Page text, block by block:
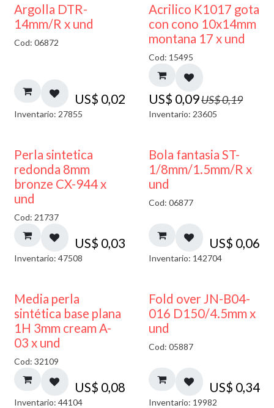
Argolla DTR-
14mm/R x und
Cod: 06872
US$ 0,02
Inventario: 27855
50% DESCUENTO
Acrilico K1017 gota
con cono 10x14mm
montana 17 x und
Cod: 15495
US$ 0,09US$0,19
Inventario: 23605
Perla sintetica
redonda 8mm
bronze CX-944 x
und
Cod: 21737
US$ 0,03
Inventario: 47508
Bola fantasia ST-
1/8mm/1.5mm/R x
und
Cod: 06877
US$ 0,06
Inventario: 142704
Media perla
sintética base plana
1H 3mm cream A-
03 x und
Cod: 32109
US$ 0,08
Inventario: 44104
Fold over JN-B04-
016 D150/4.5mm x
und
Cod: 05887
US$ 0,34
Inventario: 19982